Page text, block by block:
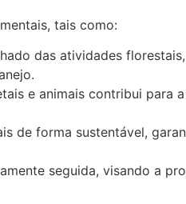
tais como:
das atividades
e animais contribui para
de forma sustentável,
seguida, visando a